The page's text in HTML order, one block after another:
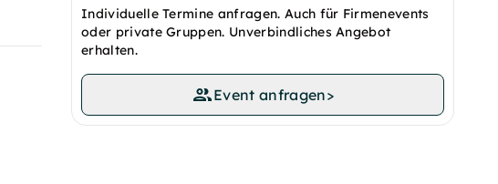
Individuelle Termine anfragen. Auch für Firmenevents
oder private Gruppen. Unverbindliches Angebot
erhalten.
Event anfragen>